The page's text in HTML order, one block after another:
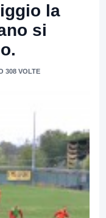
la
si
308 VOLTE